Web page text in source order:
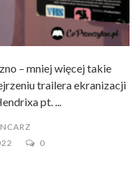
– mniej więcej takie
trailera ekranizacji
pt. ...
0